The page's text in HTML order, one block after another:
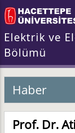
Elektrik ve
Bölümü
Haber
Prof. Dr.